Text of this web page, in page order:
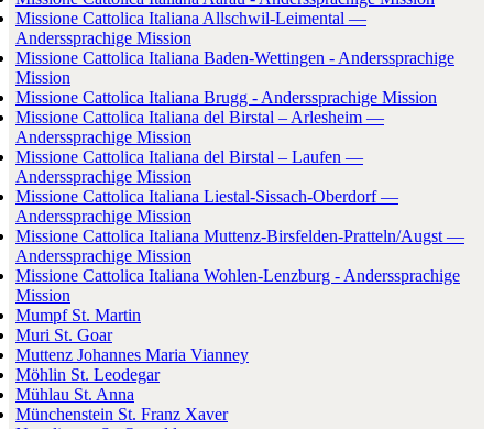
Missione Cattolica Italiana Allschwil-Leimental —
Anderssprachige Mission
Missione Cattolica Italiana Baden-Wettingen - Anderssprachige
Mission
Missione Cattolica Italiana Brugg - Anderssprachige Mission
Missione Cattolica Italiana del Birstal – Arlesheim —
Anderssprachige Mission
Missione Cattolica Italiana del Birstal – Laufen —
Anderssprachige Mission
Missione Cattolica Italiana Liestal-Sissach-Oberdorf —
Anderssprachige Mission
Missione Cattolica Italiana Muttenz-Birsfelden-Pratteln/Augst —
Anderssprachige Mission
Missione Cattolica Italiana Wohlen-Lenzburg - Anderssprachige
Mission
Mumpf St. Martin
Muri St. Goar
Muttenz Johannes Maria Vianney
Möhlin St. Leodegar
Mühlau St. Anna
Münchenstein St. Franz Xaver